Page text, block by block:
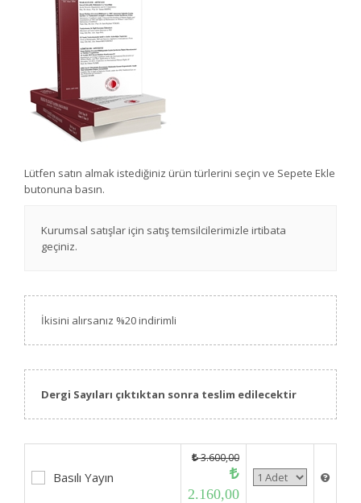
Lütfen satın almak istediğiniz ürün türlerini seçin ve Sepete Ekle
butonuna basın.
Kurumsal satışlar için satış temsilcilerimizle irtibata
geçiniz.
İkisini alırsanız %20 indirimli
Dergi Sayıları çıktıktan sonra teslim edilecektir
Basılı Yayın
3.600,00
2.160,00